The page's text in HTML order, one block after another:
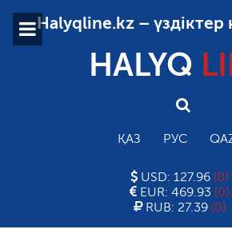
Halyqline.kz – үздіктер
HALYQ
ҚАЗ РУС
USD: 127.96 (0)
EUR: 469.93 (0)
RUB: 27.39 (0)